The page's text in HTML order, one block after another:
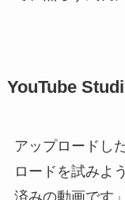
YouTube
アップロードし
ロードを試みよ
済みの動画です